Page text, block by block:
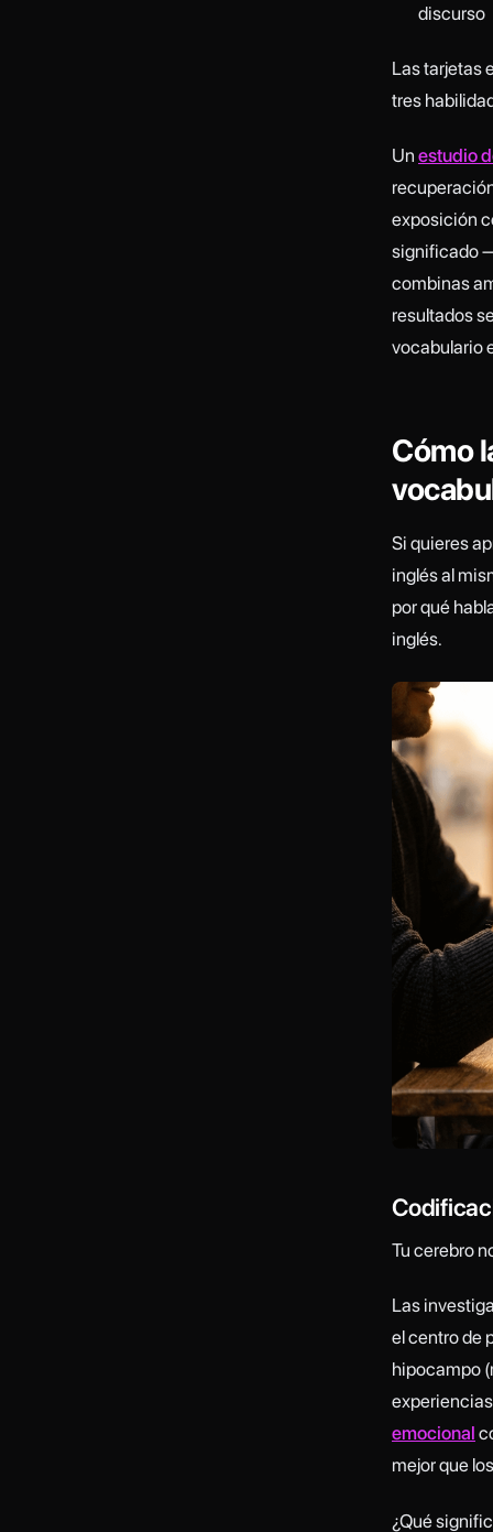
discurso
Las tarjetas
tres
Un estudio
exposición
significado
combinas
resultados
vocabulario
Cómo
Si quieres
inglés al
por qué
inglés.
Tu cerebro
Las
el centro de
hipocampo
emocional
mejor que
¿Qué